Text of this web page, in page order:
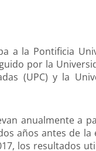
a la Pontificia
por la
(UPC) y la
anualmente a
años antes de
los resultados